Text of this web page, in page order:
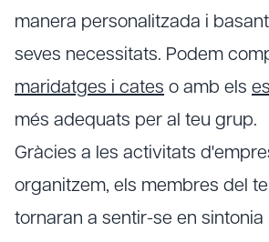
manera personalitzada i
seves necessitats. Podem
maridatges i cates o amb els
més adequats per al teu grup.
Gràcies a les activitats
organitzem, els membres del
tornaran a sentir-se en sintonia